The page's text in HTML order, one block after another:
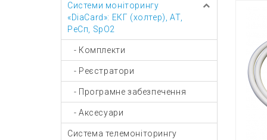
Системи моніторингу
«DiaCard»: ЕКГ (холтер), АТ,
РеСп, SpO2
- Комплекти
- Реєстратори
- Програмне забезпечення
- Аксесуари
Система телемоніторингу